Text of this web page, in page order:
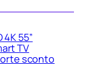
55”
TV
sconto